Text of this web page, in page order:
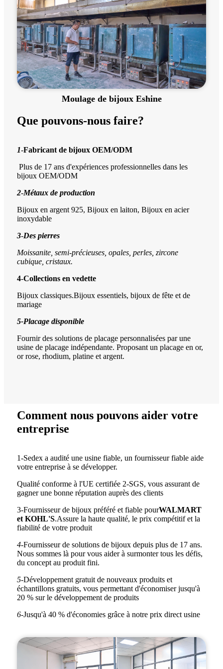
Moulage de bijoux Eshine
Que pouvons-nous faire?
1-Fabricant de bijoux OEM/ODM
Plus de 17 ans d'expériences professionnelles dans les
bijoux OEM/ODM
2-Métaux de production
Bijoux en argent 925, Bijoux en laiton, Bijoux en acier
inoxydable
3-Des pierres
Moissanite, semi-précieuses, opales, perles, zircone
cubique, cristaux.
4-Collections en vedette
Bijoux classiques.Bijoux essentiels, bijoux de fête et de
mariage
5-Placage disponible
Fournir des solutions de placage personnalisées par une
usine de placage indépendante. Proposant un placage en or,
or rose, rhodium, platine et argent.
Comment nous pouvons aider votre
entreprise
1-Sedex a audité une usine fiable, un fournisseur fiable aide
votre entreprise à se développer.
Qualité conforme à l'UE certifiée 2-SGS, vous assurant de
gagner une bonne réputation auprès des clients
3-Fournisseur de bijoux préféré et fiable pourWALMART
et KOHL'S.Assure la haute qualité, le prix compétitif et la
fiabilité de votre produit
4-Fournisseur de solutions de bijoux depuis plus de 17 ans.
Nous sommes là pour vous aider à surmonter tous les défis,
du concept au produit fini.
5-Développement gratuit de nouveaux produits et
échantillons gratuits, vous permettant d'économiser jusqu'à
20 % sur le développement de produits
6-Jusqu'à 40 % d'économies grâce à notre prix direct usine